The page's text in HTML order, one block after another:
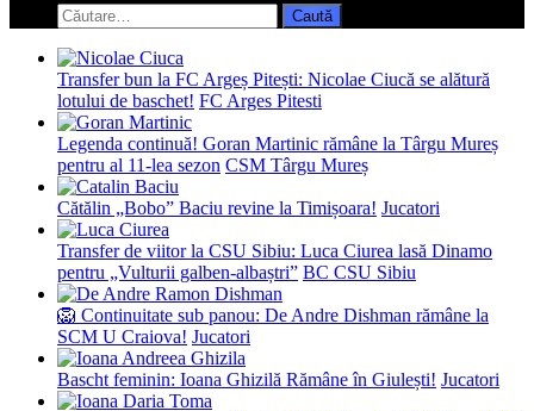
form
Caută
după:
Transfer bun la FC Argeș Pitești: Nicolae Ciucă se alătură
lotului de baschet! FC Arges Pitesti
Legenda continuă! Goran Martinic rămâne la Târgu Mureș
pentru al 11-lea sezon CSM Târgu Mureș
Cătălin „Bobo” Baciu revine la Timișoara! Jucatori
Transfer de viitor la CSU Sibiu: Luca Ciurea lasă Dinamo
pentru „Vulturii galben-albaștri” BC CSU Sibiu
🦁 Continuitate sub panou: De Andre Dishman rămâne la
SCM U Craiova! Jucatori
Bascht feminin: Ioana Ghizilă Rămâne în Giulești! Jucatori